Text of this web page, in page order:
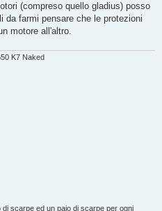
(compreso quello gladius) posso
da farmi pensare che le protezioni
motore all'altro.
K7 Naked
scarpe ed un paio di scarpe per ogni